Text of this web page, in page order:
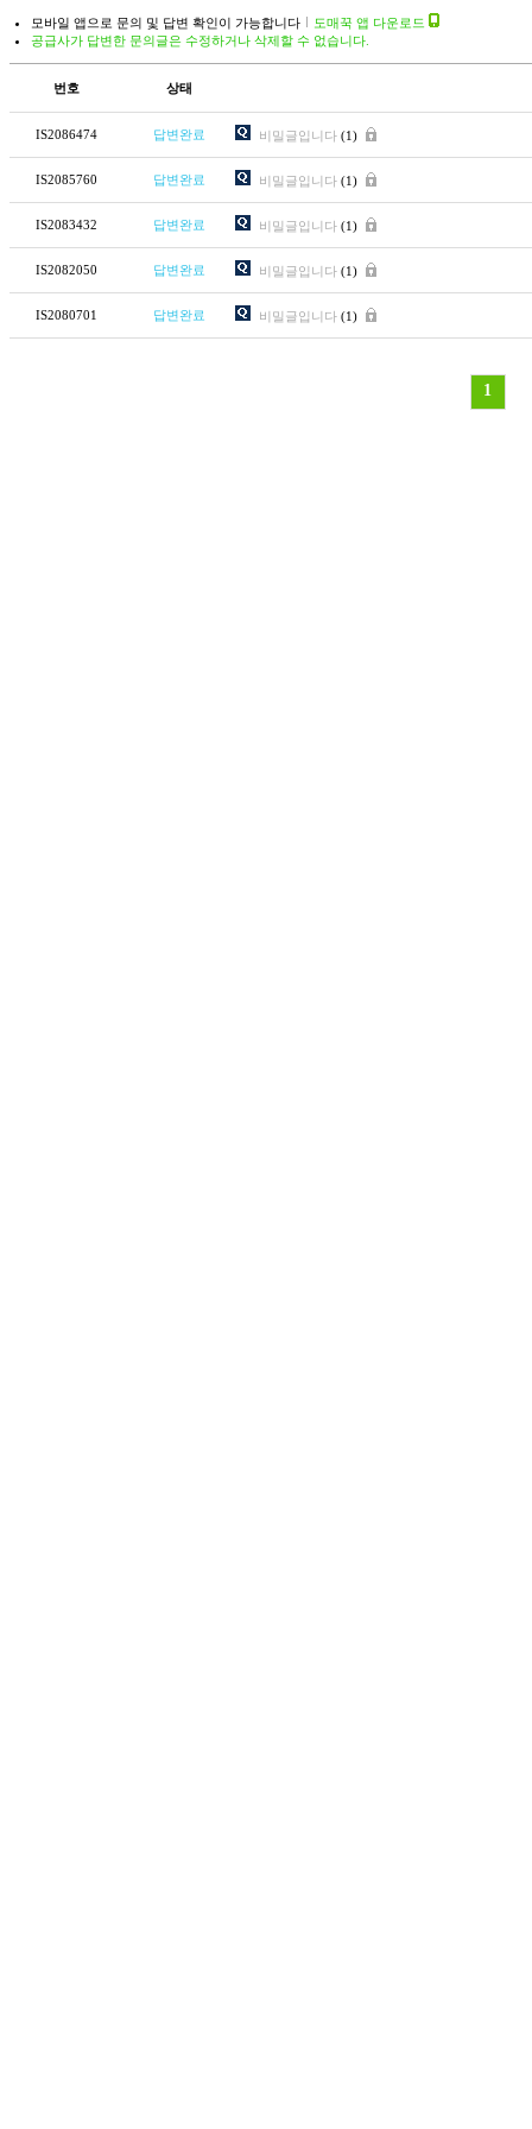
모바일 앱으로 문의 및 답변 확인이 가능합니다
도매꾹 앱 다운로드
공급사가 답변한 문의글은 수정하거나 삭제할 수 없습니다.
번호 상태
IS2086474 답변완료 비밀글입니다 (1)
IS2085760 답변완료 비밀글입니다 (1)
IS2083432 답변완료 비밀글입니다 (1)
IS2082050 답변완료 비밀글입니다 (1)
IS2080701 답변완료 비밀글입니다 (1)
1